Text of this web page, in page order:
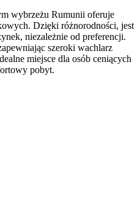
wybrzeżu Rumunii oferuje
Dzięki różnorodności, jest
niezależnie od preferencji.
szeroki wachlarz
miejsce dla osób ceniących
pobyt.